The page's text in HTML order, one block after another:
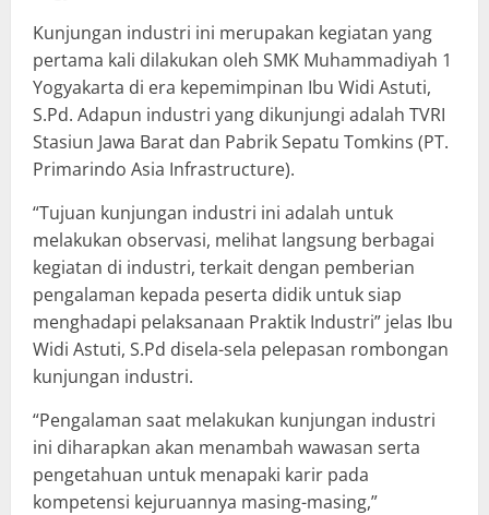
Kunjungan industri ini merupakan kegiatan yang
pertama kali dilakukan oleh SMK Muhammadiyah 1
Yogyakarta di era kepemimpinan Ibu Widi Astuti,
S.Pd. Adapun industri yang dikunjungi adalah TVRI
Stasiun Jawa Barat dan Pabrik Sepatu Tomkins (PT.
Primarindo Asia Infrastructure).
“Tujuan kunjungan industri ini adalah untuk
melakukan observasi, melihat langsung berbagai
kegiatan di industri, terkait dengan pemberian
pengalaman kepada peserta didik untuk siap
menghadapi pelaksanaan Praktik Industri” jelas Ibu
Widi Astuti, S.Pd disela-sela pelepasan rombongan
kunjungan industri.
“Pengalaman saat melakukan kunjungan industri
ini diharapkan akan menambah wawasan serta
pengetahuan untuk menapaki karir pada
kompetensi kejuruannya masing-masing,”